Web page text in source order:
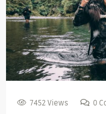
7452 Views 0